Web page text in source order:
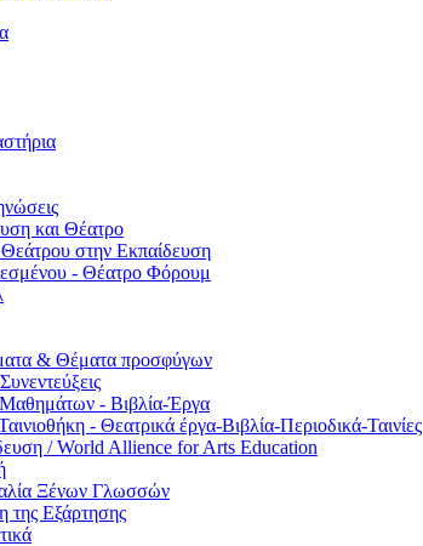
και Θέατρο
στην Εκπαίδευση
- Θέατρο Φόρουμ
& Θέματα προσφύγων
- Βιβλία-Έργα
- Θεατρικά έργα-Βιβλία-Περιοδικά-Ταινίες
/ World Allience for Arts Education
Ξένων Γλωσσών
Εξάρτησης